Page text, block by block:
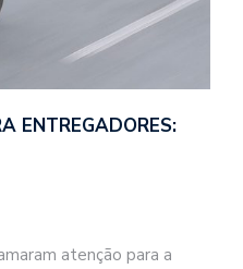
ENTREGADORES:
atenção para a